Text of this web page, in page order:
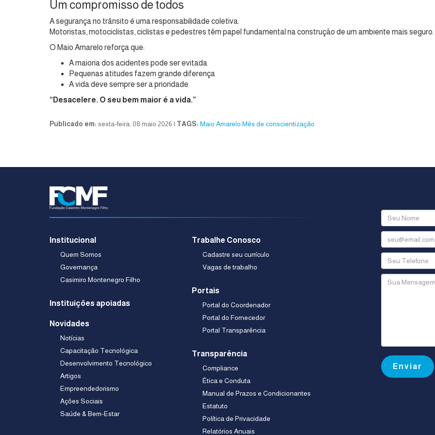
Um compromisso de todos
A segurança no trânsito é uma responsabilidade coletiva.
Motoristas, motociclistas, ciclistas e pedestres têm papel fundamental na construção de um ambiente mais seguro.
O Maio Amarelo reforça que:
A maioria dos acidentes pode ser evitada
Pequenas atitudes fazem grande diferença
A vida deve sempre ser a prioridade
“Desacelere. O seu bem maior é a vida.”
Publicado em: sexta-feira, 08 maio 2026 | TAGS: Maio Amarelo Mês de conscientização
Institucional
Quem Somos
Governança
Casimiro Montenegro Filho
Instituições apoiadas
Novidades
Notícias
Capacitação Tecnológica
Desenvolvimento Tecnológico
Artigos
Empreendedorismo
Ações Sociais
Saúde & Bem-Estar
Trabalhe Conosco
Cadastre seu currículo
Vagas de trabalho
Portais
Portal do Coordenador
Portal do Fornecedor
Portal Transparência
Transparência
Compliance
Ética e Conduta
Manual de Prazos e Condicionantes
Estatuto
Política de Privacidade
Relatórios Anuais